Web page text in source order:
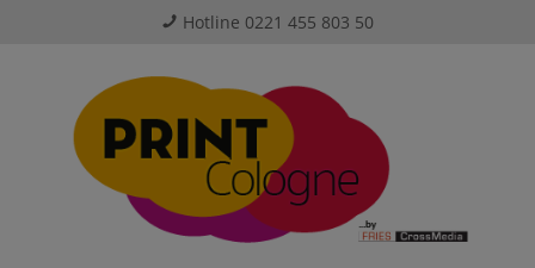
Hotline 0221 455 803 50